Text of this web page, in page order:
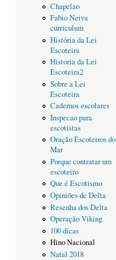
Chapelao
Fabio Neiva
curriculum
História da Lei
Escoteira
Historia da Lei
Escoteira2
Sobre a Lei
Escoteira
Cadernos escolares
Inspecao para
escotistas
Oração Escoteiros do
Mar
Porque contratar um
escoteiro
Que é Escotismo
Opiniões de Delta
Resenha dos Delta
Operação Viking
100 dicas
Hino Nacional
Natal 2018